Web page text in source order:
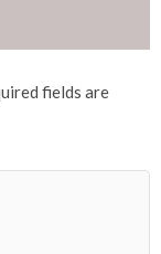
fields are